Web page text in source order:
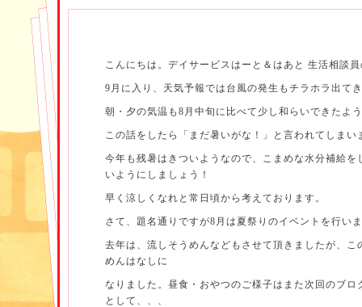
こんにちは。デイサービスはーと＆はあと 生活相談
9月に入り、天気予報では台風の発生もチラホラ出て
朝・夕の気温も8月中旬に比べて少し和らいできたよ
この話をしたら「まだ暑いがな！」と言われてしまい
今年も残暑はきついようなので、こまめな水分補給を
いようにしましょう！
早く涼しくなれと常日頃から考えております。
さて、題名通りですが8月は夏祭りのイベントを行い
去年は、流しそうめんなどもさせて頂きましたが、こ
めんはなしに
なりました。昼食・おやつのご様子はまた次回のブロ
として、、、